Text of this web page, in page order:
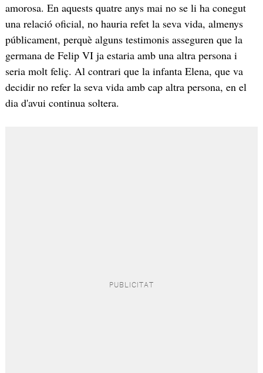
amorosa. En aquests quatre anys mai no se li ha conegut
una relació oficial, no hauria refet la seva vida, almenys
públicament, perquè alguns testimonis asseguren que la
germana de Felip VI ja estaria amb una altra persona i
seria molt feliç. Al contrari que la infanta Elena, que va
decidir no refer la seva vida amb cap altra persona, en el
dia d'avui continua soltera.